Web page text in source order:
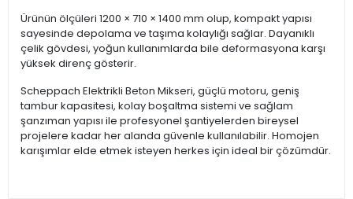
Ürünün ölçüleri 1200 × 710 × 1400 mm olup, kompakt yapısı
sayesinde depolama ve taşıma kolaylığı sağlar. Dayanıklı
çelik gövdesi, yoğun kullanımlarda bile deformasyona karşı
yüksek direnç gösterir.
Scheppach Elektrikli Beton Mikseri, güçlü motoru, geniş
tambur kapasitesi, kolay boşaltma sistemi ve sağlam
şanzıman yapısı ile profesyonel şantiyelerden bireysel
projelere kadar her alanda güvenle kullanılabilir. Homojen
karışımlar elde etmek isteyen herkes için ideal bir çözümdür.